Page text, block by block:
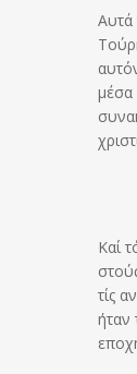
Αυτά
μέσα
Καί
τίς
ήταν